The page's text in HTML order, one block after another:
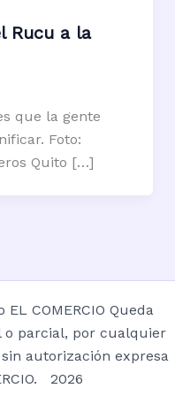
Rucu a la
que la gente
Foto:
Quito […]
COMERCIO Queda
parcial, por cualquier
autorización expresa
2026